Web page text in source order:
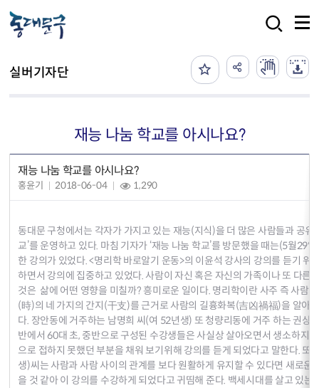
실버기자단
재능 나눔 학교를 아시나요?
재능 나눔 학교를 아시나요?
홍윤기 2018-06-04 1,290
동대문 구청에서는 각자가 가지고 있는 재능(지식)을 더 많은 사람들과 공유
교’를 운영하고 있다. 마침 기자가 ‘재능 나눔 학교’를 방문했을 때는(5월29
한 강의가 있었다. <명리학 바로알기 운동>의 이윤석 강사의 강의를 듣기 위
하면서 강의에 집중하고 있었다. 사람이 자신 혹은 자신의 가족이나 또 다른
것은 삶에 어떤 영향을 미칠까? 흥미로운 일이다. 명리학이란 사주 즉 사람
(時)의 네 가지의 간지(干支)를 근거로 사람의 길흉화복(吉凶禍福)을 알아
다. 장안동에 거주하는 남명희 씨(여 52년생) 또 청량리동에 거주 하는 권상
반에서 60대 초, 중반으로 구성된 수강생들은 사실상 살아오면서 생소하지
으로 접하지 못했던 부분을 채워 보기위해 강의를 듣게 되었다고 말한다. 또
생)씨는 사람과 사람 사이의 관계를 보다 원활하게 유지할 수 있다면 새로운
을 것 같아 이 강의를 수강하게 되었다고 귀띰해 준다. 백세시대를 살고 있